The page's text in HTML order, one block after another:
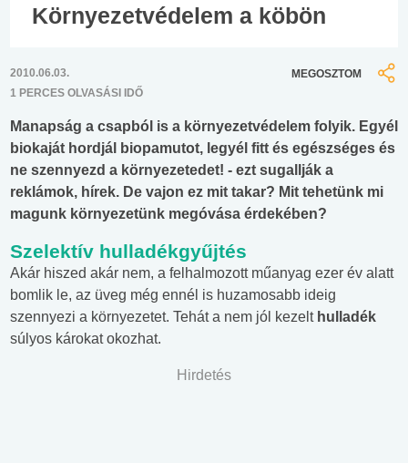
Környezetvédelem a köbön
2010.06.03.
1 PERCES OLVASÁSI IDŐ
MEGOSZTOM
Manapság a csapból is a környezetvédelem folyik. Egyél
biokaját hordjál biopamutot, legyél fitt és egészséges és
ne szennyezd a környezetedet! - ezt sugallják a
reklámok, hírek. De vajon ez mit takar? Mit tehetünk mi
magunk környezetünk megóvása érdekében?
Szelektív hulladékgyűjtés
Akár hiszed akár nem, a felhalmozott műanyag ezer év alatt
bomlik le, az üveg még ennél is huzamosabb ideig
szennyezi a környezetet. Tehát a nem jól kezelt hulladék
súlyos károkat okozhat.
Hirdetés